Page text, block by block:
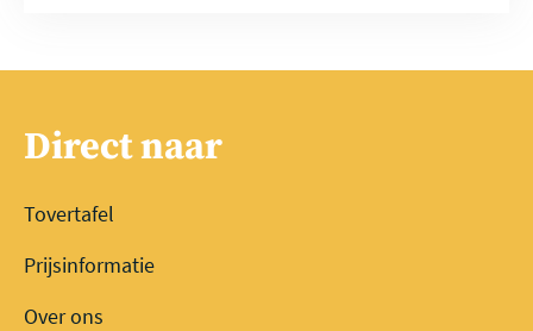
Direct naar
Tovertafel
Prijsinformatie
Over ons